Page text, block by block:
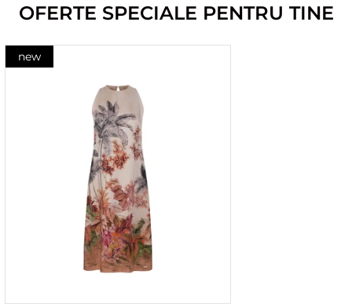
OFERTE SPECIALE PENTRU TINE
new